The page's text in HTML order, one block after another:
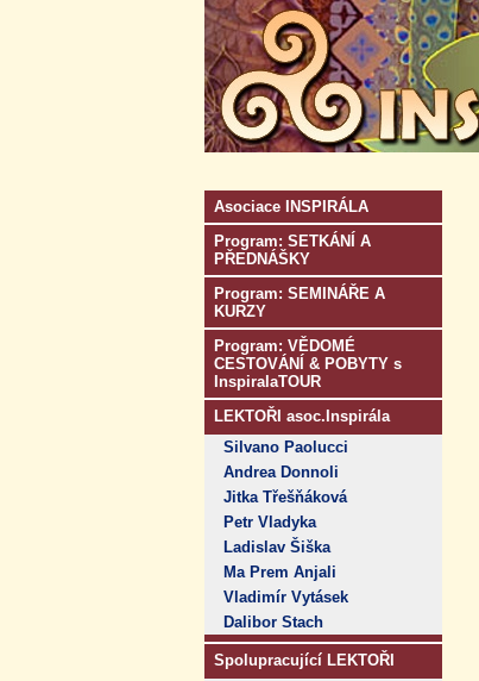
Asociace INSPIRÁLA
Program: SETKÁNÍ A
PŘEDNÁŠKY
Program: SEMINÁŘE A
KURZY
Program: VĚDOMÉ
CESTOVÁNÍ & POBYTY s
InspiralaTOUR
LEKTOŘI asoc.Inspirála
Silvano Paolucci
Andrea Donnoli
Jitka Třešňáková
Petr Vladyka
Ladislav Šiška
Ma Prem Anjali
Vladimír Vytásek
Dalibor Stach
Spolupracující LEKTOŘI